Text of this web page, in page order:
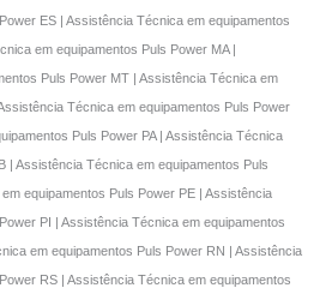
ES | Assistência Técnica em equipamentos
em equipamentos Puls Power MA |
Puls Power MT | Assistência Técnica em
Técnica em equipamentos Puls Power
Puls Power PA | Assistência Técnica
| Assistência Técnica em equipamentos Puls
equipamentos Puls Power PE | Assistência
PI | Assistência Técnica em equipamentos
em equipamentos Puls Power RN | Assistência
RS | Assistência Técnica em equipamentos